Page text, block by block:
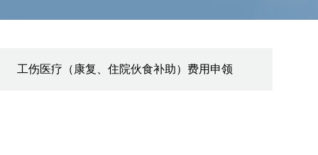
工伤医疗（康复、住院伙食补助）费用申领